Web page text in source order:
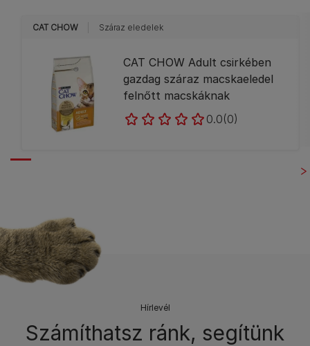
CAT CHOW Száraz eledelek
CAT CHOW Adult csirkében
gazdag száraz macskaeledel
felnőtt macskáknak
0.0(0)
Hírlevél​
Számíthatsz ránk, segítünk